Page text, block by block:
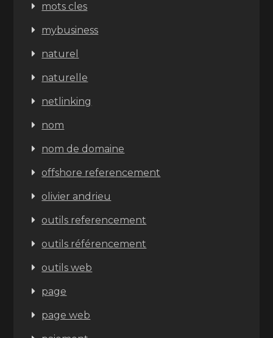
mots cles
mybusiness
naturel
naturelle
netlinking
nom
nom de domaine
offshore referencement
olivier andrieu
outils referencement
outils référencement
outils web
page
page web